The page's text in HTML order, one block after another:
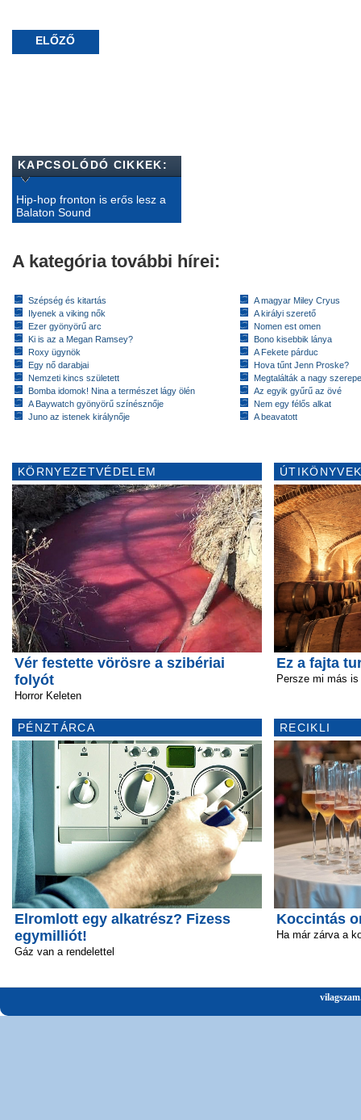
ELŐZŐ
KAPCSOLÓDÓ CIKKEK:
Hip-hop fronton is erős lesz a
Balaton Sound
A kategória további hírei:
Szépség és kitartás
Ilyenek a viking nők
Ezer gyönyörű arc
Ki is az a Megan Ramsey?
Roxy ügynök
Egy nő darabjai
Nemzeti kincs született
Bomba idomok! Nina a természet lágy ölén
A Baywatch gyönyörű színésznője
Juno az istenek királynője
A magyar Miley Cryus
A királyi szerető
Nomen est omen
Bono kisebbik lánya
A Fekete párduc
Hova tűnt Jenn Proske?
Megtalálták a nagy
Az egyik gyűrű az övé
Nem egy félős alkat
A beavatott
KÖRNYEZETVÉDELEM
Vér festette vörösre a szibériai
folyót
Horror Keleten
PÉNZTÁRCA
Elromlott egy alkatrész? Fizess
egymilliót!
Gáz van a rendelettel
Ez a fajta
Persze mi más is
RECIKLI
Koccintás
Ha már zárva a